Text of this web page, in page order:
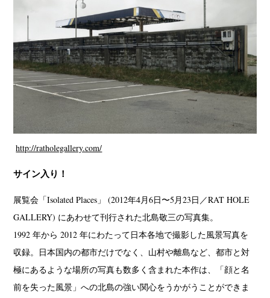
http://ratholegallery.com/
サイン入り！
展覧会「Isolated Places」 (2012年4月6日〜5月23日／RAT HOLE
GALLERY) にあわせて刊行された北島敬三の写真集。
1992 年から 2012 年にわたって日本各地で撮影した風景写真を
収録。日本国内の都市だけでなく、山村や離島など、都市と対
極にあるような場所の写真も数多く含まれた本作は、「顔と名
前を失った風景」への北島の強い関心をうかがうことができま